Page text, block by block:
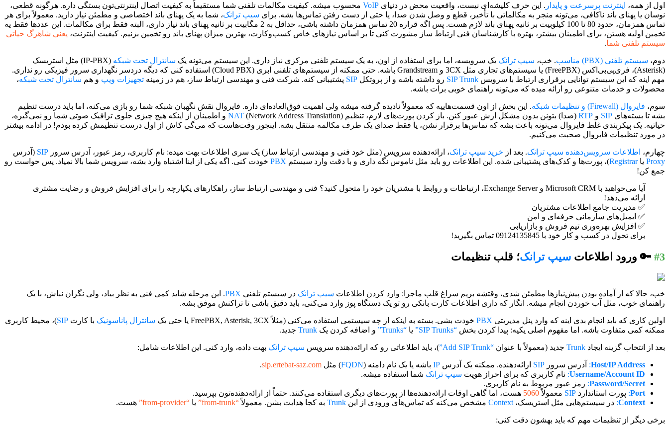
اول از همه، اینترنت پرسرعت و پایدار . این حرف کلیشه‌ای نیست، واقعیت محض در دنیای VoIP محسوب میشه. کیفیت مکالمات تلفنی شما مستقیماً به کیفیت اتصال اینترنتی‌تون بستگی داره. هرگونه قطعی،
نوسان یا پهنای باند ناکافی، می‌تونه منجر به مکالماتی با تأخیر، قطع و وصل شدن صدا، یا حتی از دست رفتن تماس‌ها بشه. برای سیپ ترانک، شما به یک پهنای باند اختصاصی و مطمئن نیاز دارید. معمولاً برای هر
تماس همزمان، حدود 80 تا 100 کیلوبیت بر ثانیه پهنای باند لازم هست. پس اگه قراره 20 تماس همزمان داشته باشی، حداقل به 2 مگابیت بر ثانیه پهنای باند نیاز داری، البته فقط برای مکالمات. این عددها فقط یه
تخمین اولیه هستن، برای اطمینان بیشتر، بهتره با کارشناسان فنی ارتباط ساز مشورت کنی تا بر اساس نیازهای خاص کسب‌وکارت، بهترین میزان پهنای باند رو تخمین بزنیم. کیفیت اینترنت، یعنی شاهرگ حیاتی
سیستم تلفنی شما.
دوم، سیستم تلفنی (PBX) مناسب . خب، سیپ ترانک یک سرویسه، اما برای استفاده از اون، به یک سیستم تلفنی مرکزی نیاز داری. این سیستم می‌تونه یک سانترال تحت شبکه
(IP-PBX) مثل استریسک
(Asterisk)، فری‌پی‌بی‌اکس (FreePBX) یا سیستم‌های تجاری مثل 3CX و Grandstream باشه. حتی ممکنه از سیستم‌های تلفنی ابری (Cloud PBX) استفاده کنی که دیگه دردسر نگهداری سرور فیزیکی رو نداری.
مهم اینه که این سیستم توانایی برقراری ارتباط با سرویس SIP Trunk رو داشته باشه و از پروتکل SIP پشتیبانی کنه. شرکت فنی و مهندسی ارتباط ساز، هم در زمینه تجهیزات ویپ و هم سانترال تحت شبکه،
محصولات و خدمات متنوعی رو ارائه میده که می‌تونه راهنمای خوبی برات باشه.
سوم، فایروال (Firewall) و تنظیمات شبکه
. این بخش از اون قسمت‌هاییه که معمولاً نادیده گرفته میشه ولی اهمیت فوق‌العاده‌ای داره. فایروال نقش نگهبان شبکه شما رو بازی می‌کنه، اما باید درست تنظیم
بشه تا بسته‌های SIP و RTP (صدا) بتونن بدون مشکل ازش عبور کنن. باز کردن پورت‌های لازم، تنظیم NAT (Network Address Translation) و اطمینان از اینکه هیچ چیزی جلوی ترافیک صوتی شما رو نمی‌گیره،
حیاتیه. یک پیکربندی غلط فایروال می‌تونه باعث بشه که تماس‌ها برقرار نشن، یا فقط صدای یک طرف مکالمه منتقل بشه. اینجور وقت‌هاست که می‌گی کاش از اول درست تنظیمش کرده بودم! در ادامه بیشتر
در مورد تنظیمات فایروال صحبت می‌کنیم.
چهارم، اطلاعات سرویس‌دهنده سیپ ترانک. بعد از خرید سیپ ترانک، ارائه‌دهنده سرویس (مثل خود فنی و مهندسی ارتباط ساز) یک سری اطلاعات بهت میده: نام کاربری، رمز عبور، آدرس سرور SIP (آدرس
Proxy یاRegistrar)، پورت‌ها و کدک‌های پشتیبانی شده. این اطلاعات رو باید مثل ناموس نگه داری و با دقت وارد سیستم PBX خودت کنی. اگه یکی از اینا اشتباه وارد بشه، سرویس شما بالا نمیاد. پس حواست رو
جمع کن!
آیا می‌خواهید با Microsoft CRM و Exchange Server، ارتباطات و روابط با مشتریان خود را متحول کنید؟ فنی و مهندسی ارتباط ساز، راهکارهای یکپارچه را برای افزایش فروش و رضایت مشتری
ارائه می‌دهد!
✅ مدیریت جامع اطلاعات مشتریان
✅ ایمیل‌های سازمانی حرفه‌ای و امن
✅ افزایش بهره‌وری تیم فروش و بازاریابی
برای تحول در کسب و کار خود با 09124135845 تماس بگیرید!
#3 🔑 ورود اطلاعات سیپ ترانک؛ قلب تنظیمات
خب، حالا که از آماده بودن پیش‌نیازها مطمئن شدی، وقتشه بریم سراغ قلب ماجرا: وارد کردن اطلاعات سیپ ترانک در سیستم تلفنی PBX. این مرحله شاید کمی فنی به نظر بیاد، ولی نگران نباش، با یک
راهنمای خوب، مثل آب خوردن انجام میشه. انگار که داری اطلاعات کارت بانکی رو تو یک دستگاه پوز وارد می‌کنی، باید دقیق باشی تا تراکنش موفق بشه.
اولین کاری که باید انجام بدی اینه که وارد پنل مدیریتی PBX خودت بشی. بسته به اینکه از چه سیستمی استفاده می‌کنی (مثلاً FreePBX, Asterisk, 3CX یا حتی یک سانترال پاناسونیک با کارت SIP)، محیط کاربری
ممکنه کمی متفاوت باشه. اما مفهوم اصلی یکیه: پیدا کردن بخش “SIP Trunks” یا “Trunks” و اضافه کردن یک Trunk جدید.
بعد از انتخاب گزینه ایجاد Trunk جدید (معمولاً با عنوان “Add SIP Trunk” )، باید اطلاعاتی رو که ارائه‌دهنده سرویس سیپ ترانک بهت داده، وارد کنی. این اطلاعات شامل:
Host/IP Address
: آدرس سرور SIP ارائه‌دهنده. ممکنه یک آدرس IP باشه یا یک نام دامنه (FQDN) مثل sip.ertebat-saz.com
.
Username/Account ID
: نام کاربری که برای احراز هویت سیپ ترانک شما استفاده میشه.
Password/Secret
: رمز عبور مربوط به نام کاربری.
Port
: پورت استاندارد SIP معمولاً5060 هست، اما گاهی اوقات ارائه‌دهنده‌ها از پورت‌های دیگری استفاده می‌کنند. حتماً از ارائه‌دهنده‌تون بپرسید.
Context
: در سیستم‌هایی مثل استریسک، Context مشخص می‌کنه که تماس‌های ورودی از این Trunk به کجا هدایت بشن. معمولاً“from-trunk” یا “from-provider” هست.
برخی دیگر از تنظیمات مهم که باید بهشون دقت کنی: